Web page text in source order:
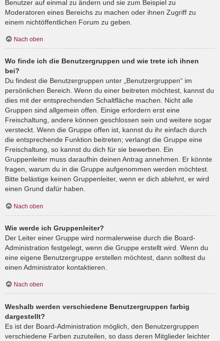
Benutzer auf einmal zu ändern und sie zum Beispiel zu
Moderatoren eines Bereichs zu machen oder ihnen Zugriff zu
einem nichtöffentlichen Forum zu geben.
Nach oben
Wo finde ich die Benutzergruppen und wie trete ich ihnen
bei?
Du findest die Benutzergruppen unter „Benutzergruppen“ im
persönlichen Bereich. Wenn du einer beitreten möchtest, kannst du
dies mit der entsprechenden Schaltfläche machen. Nicht alle
Gruppen sind allgemein offen. Einige erfordern erst eine
Freischaltung, andere können geschlossen sein und weitere sogar
versteckt. Wenn die Gruppe offen ist, kannst du ihr einfach durch
die entsprechende Funktion beitreten; verlangt die Gruppe eine
Freischaltung, so kannst du dich für sie bewerben. Ein
Gruppenleiter muss daraufhin deinen Antrag annehmen. Er könnte
fragen, warum du in die Gruppe aufgenommen werden möchtest.
Bitte belästige keinen Gruppenleiter, wenn er dich ablehnt, er wird
einen Grund dafür haben.
Nach oben
Wie werde ich Gruppenleiter?
Der Leiter einer Gruppe wird normalerweise durch die Board-
Administration festgelegt, wenn die Gruppe erstellt wird. Wenn du
eine eigene Benutzergruppe erstellen möchtest, dann solltest du
einen Administrator kontaktieren.
Nach oben
Weshalb werden verschiedene Benutzergruppen farbig
dargestellt?
Es ist der Board-Administration möglich, den Benutzergruppen
verschiedene Farben zuzuteilen, so dass deren Mitglieder leichter